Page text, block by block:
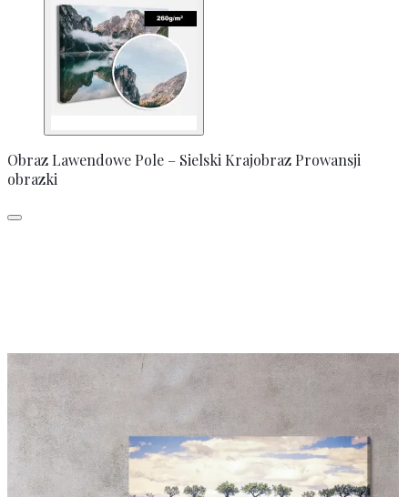
Obraz Lawendowe Pole – Sielski Krajobraz Prowansji
obrazki